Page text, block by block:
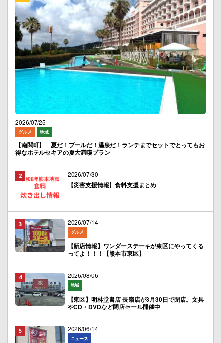
2026/07/25
グルメ 地域
【南関町】 夏だ！プールだ！温泉だ！ランチまでセットでとってもお
得なホテルセキアの夏大満喫プラン
2026/07/30
【災害支援情報】食料支援まとめ
2026/07/14
グルメ
【新店情報】ワンダーステーキが東区にやってくる
ってよ！！！【熊本市東区】
2026/08/06
地域
【東区】明林堂書店 長嶺店が8月30日で閉店。文具
やCD・DVDなど閉店セール開催中
2026/06/14
ニュース